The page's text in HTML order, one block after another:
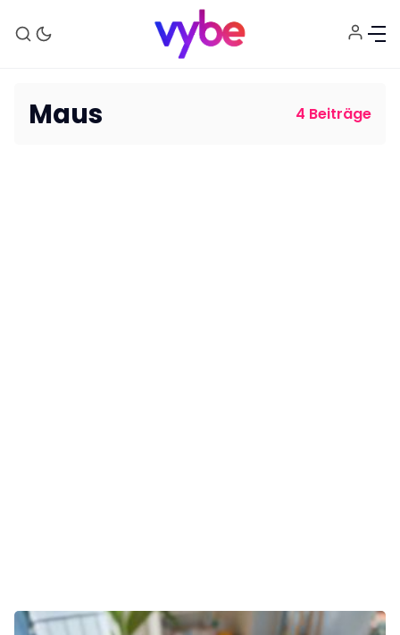
Zusammenarbeit
Maus 4 Beiträge